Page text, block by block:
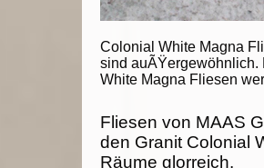
Colonial White Magna
sind auÃŸergewöhnlich.
White Magna Fliesen
Fliesen von MAAS
den Granit Colonial
Räume glorreich.